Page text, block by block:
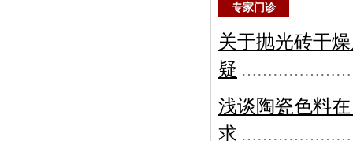
专家门诊
关于抛光砖干
疑
浅谈陶瓷色料
求